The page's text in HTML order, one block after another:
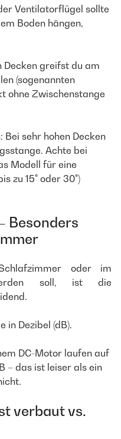
Ventilatorflügel sollte
Boden hängen,
Decken greifst du am
(sogenannten
ohne Zwischenstange
sehr hohen Decken
Achte bei
Modell für eine
zu 15° oder 30°)
Besonders
oder im
soll, ist die
in Dezibel (dB).
DC-Motor laufen auf
– das ist leiser als ein
verbaut vs.